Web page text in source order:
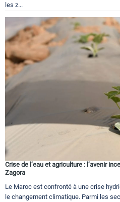
les z...
Crise de l’eau et agriculture : l’avenir
Zagora
Le Maroc est confronté à une crise
le changement climatique. Parmi les